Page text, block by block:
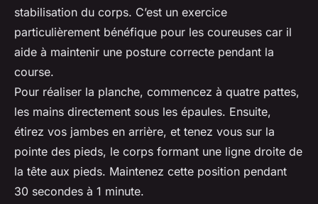
stabilisation du corps. C’est un exercice
particulièrement bénéfique pour les coureuses car il
aide à maintenir une posture correcte pendant la
course.
Pour réaliser la planche, commencez à quatre pattes,
les mains directement sous les épaules. Ensuite,
étirez vos jambes en arrière, et tenez vous sur la
pointe des pieds, le corps formant une ligne droite de
la tête aux pieds. Maintenez cette position pendant
30 secondes à 1 minute.